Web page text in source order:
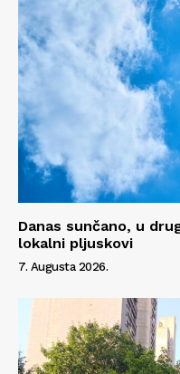
Danas sunčano, u
lokalni pljuskovi
7. Augusta 2026.